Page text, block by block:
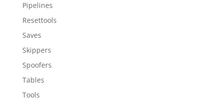
Pipelines
Resettools
Saves
Skippers
Spoofers
Tables
Tools